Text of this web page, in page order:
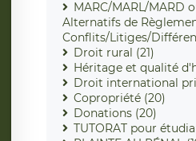
MARC/MARL/MARD
Alternatifs de
Conflits/Litiges/
Droit rural (21)
Héritage et qualité
Droit international
Copropriété (20)
Donations (20)
TUTORAT pour